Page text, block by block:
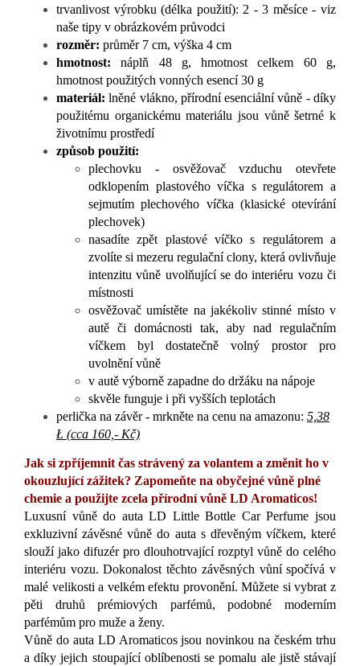
trvanlivost výrobku (délka použití): 2 - 3 měsíce - viz
naše tipy v obrázkovém průvodci
rozměr: průměr 7 cm, výška 4 cm
hmotnost:náplň 48 g, hmotnost celkem 60 g,
hmotnost použitých vonných esencí 30 g
materiál: lněné vlákno, přírodní esenciální vůně - díky
použitému organickému materiálu jsou vůně šetrné k
životnímu prostředí
způsob použití:
plechovku - osvěžovač vzduchu otevřete
odklopením plastového víčka s regulátorem a
sejmutím plechového víčka (klasické otevírání
plechovek)
nasadíte zpět plastové víčko s regulátorem a
zvolíte si mezeru regulační clony, která ovlivňuje
intenzitu vůně uvolňující se do interiéru vozu či
místnosti
osvěžovač umístěte na jakékoliv stinné místo v
autě či domácnosti tak, aby nad regulačním
víčkem byl dostatečně volný prostor pro
uvolnění vůně
v autě výborně zapadne do držáku na nápoje
skvěle funguje i při vyšších teplotách
perlička na závěr - mrkněte na cenu na amazonu: 5,38
Ł (cca 160,- Kč)
Jak si zpříjemnit čas strávený za volantem a změnit ho v
okouzlující zážitek? Zapomeňte na obyčejné vůně plné
chemie a použijte zcela přírodní vůně LD Aromaticos!
Luxusní vůně do auta LD Little Bottle Car Perfume jsou
exkluzivní závěsné vůně do auta s dřevěným víčkem, které
slouží jako difuzér pro dlouhotrvající rozptyl vůně do celého
interiéru vozu. Dokonalost těchto závěsných vůní spočívá v
malé velikosti a velkém efektu provonění. Můžete si vybrat z
pěti druhů prémiových parfémů, podobné moderním
parfémům pro muže a ženy.
Vůně do auta LD Aromaticos jsou novinkou na českém trhu
a díky jejich stoupající oblíbenosti se pomalu ale jistě stávají